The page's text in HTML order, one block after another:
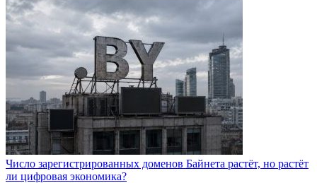
Число зарегистрированных доменов Байнета растёт, но растёт
ли цифровая экономика?